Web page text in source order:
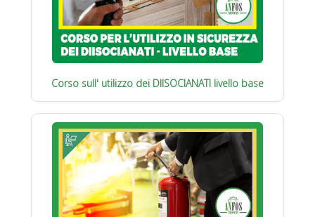
Corso sull' utilizzo dei DIISOCIANATI livello base